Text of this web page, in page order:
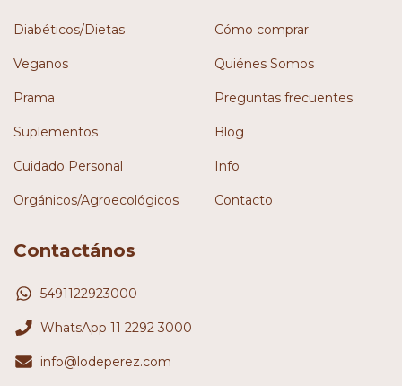
Diabéticos/Dietas
Veganos
Prama
Suplementos
Cuidado Personal
Orgánicos/Agroecológicos
Cómo comprar
Quiénes Somos
Preguntas frecuentes
Blog
Info
Contacto
Contactános
5491122923000
WhatsApp 11 2292 3000
info@lodeperez.com